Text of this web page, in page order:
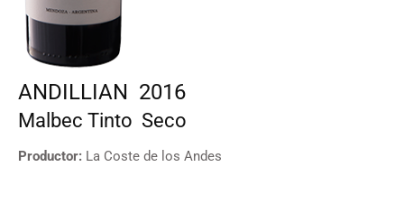
ANDILLIAN 2016
Malbec Tinto Seco
Productor: La Coste de los Andes